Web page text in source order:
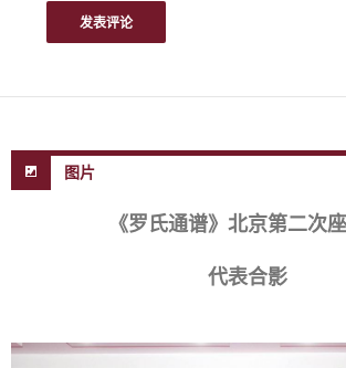
图片
《罗氏通谱》北京第二次
代表合影